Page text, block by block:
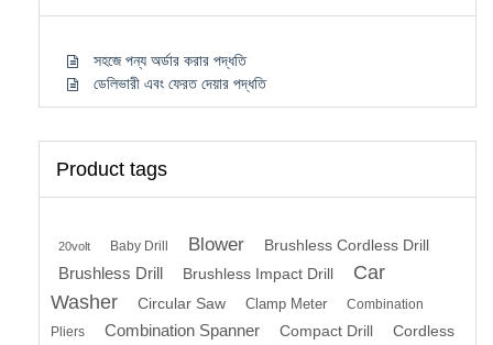
সহজে পন্য অর্ডার করার পদ্ধতি
ডেলিভারী এবং ফেরত দেয়ার পদ্ধতি
Product tags
20volt Baby Drill Blower Brushless Cordless Drill
Brushless Drill Brushless Impact Drill
Car
Washer
Circular Saw Clamp Meter
Combination
Pliers
Combination Spanner Compact Drill Cordless